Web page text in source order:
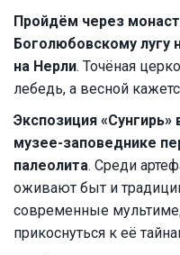
Пройдём через
Боголюбовскому лугу
на Нерли. Точёная
лебедь, а весной
Экспозиция
музее-заповеднике
палеолита. Среди
оживают быт и
современные
прикоснуться к её